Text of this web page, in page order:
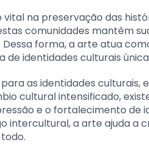
na preservação das
comunidades mantêm
forma, a arte atua
identidades culturais
as identidades culturais,
cultural intensificado,
e o fortalecimento de
intercultural, a arte ajuda a